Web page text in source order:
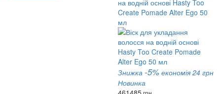
на водній основі Hasty Too
Create Pomade Alter Ego 50
мл
Знижка -5% економія 24 грн
Новинка